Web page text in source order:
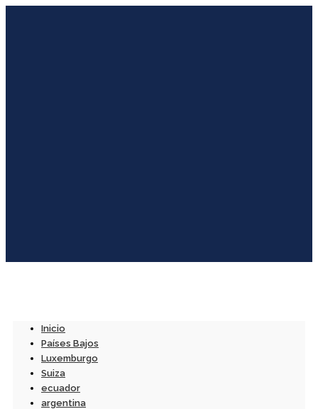
Inicio
Países Bajos
Luxemburgo
Suiza
ecuador
argentina